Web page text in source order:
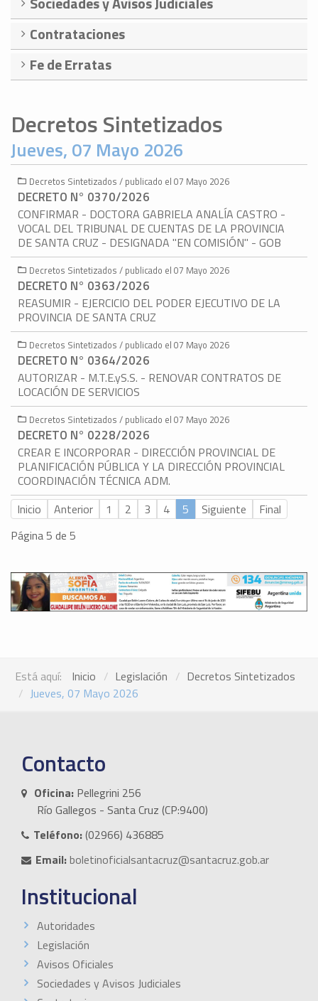
Contrataciones
Fe de Erratas
Decretos Sintetizados
Jueves, 07 Mayo 2026
Decretos Sintetizados / publicado el 07 Mayo 2026
DECRETO N° 0370/2026
CONFIRMAR - DOCTORA GABRIELA ANALÍA CASTRO -
VOCAL DEL TRIBUNAL DE CUENTAS DE LA PROVINCIA
DE SANTA CRUZ - DESIGNADA "EN COMISIÓN" - GOB
Decretos Sintetizados / publicado el 07 Mayo 2026
DECRETO N° 0363/2026
REASUMIR - EJERCICIO DEL PODER EJECUTIVO DE LA
PROVINCIA DE SANTA CRUZ
Decretos Sintetizados / publicado el 07 Mayo 2026
DECRETO N° 0364/2026
AUTORIZAR - M.T.E.yS.S. - RENOVAR CONTRATOS DE
LOCACIÓN DE SERVICIOS
Decretos Sintetizados / publicado el 07 Mayo 2026
DECRETO N° 0228/2026
CREAR E INCORPORAR - DIRECCIÓN PROVINCIAL DE
PLANIFICACIÓN PÚBLICA Y LA DIRECCIÓN PROVINCIAL
COORDINACIÓN TÉCNICA ADM.
Inicio
Anterior 1 2 3 4 5 Siguiente
Final
Página 5 de 5
Está aquí: Inicio Legislación
Decretos Sintetizados
Jueves, 07 Mayo 2026
Contacto
Oficina: Pellegrini 256
Río Gallegos - Santa Cruz (CP:9400)
Teléfono:(02966) 436885
Email:boletinoficialsantacruz@santacruz.gob.ar
Institucional
Autoridades
Legislación
Avisos Oficiales
Sociedades y Avisos Judiciales